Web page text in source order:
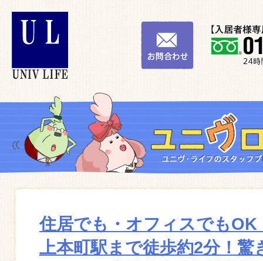
住居でも・オフィスでもOK
上本町駅まで徒歩約2分！